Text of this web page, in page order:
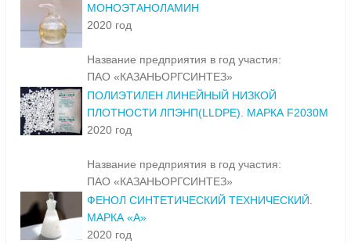
МОНОЭТАНОЛАМИН
2020 год
Название предприятия в год участия:
ПАО «КАЗАНЬОРГСИНТЕЗ»
ПОЛИЭТИЛЕН ЛИНЕЙНЫЙ НИЗКОЙ
ПЛОТНОСТИ ЛПЭНП(LLDPE). МАРКА F2030M
2020 год
Название предприятия в год участия:
ПАО «КАЗАНЬОРГСИНТЕЗ»
ФЕНОЛ СИНТЕТИЧЕСКИЙ ТЕХНИЧЕСКИЙ.
МАРКА «А»
2020 год